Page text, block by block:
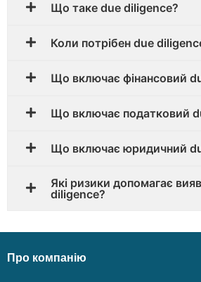
Що таке due diligence?
Коли потрібен due
Що включає фінансовий
Що включає податковий
Що включає юридичний
Які ризики допомагає
diligence?
Про компанію